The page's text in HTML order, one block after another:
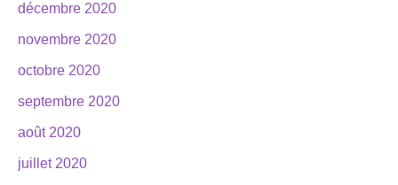
décembre 2020
novembre 2020
octobre 2020
septembre 2020
août 2020
juillet 2020